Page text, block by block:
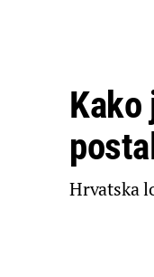
Kako
Hrvatska